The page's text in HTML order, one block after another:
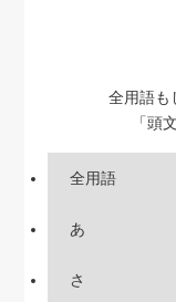
全用語も
「頭
全用語
あ
さ